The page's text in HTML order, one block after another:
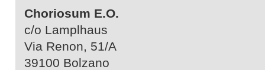
Choriosum E.O.
c/o Lamplhaus
Via Renon, 51/A
39100 Bolzano